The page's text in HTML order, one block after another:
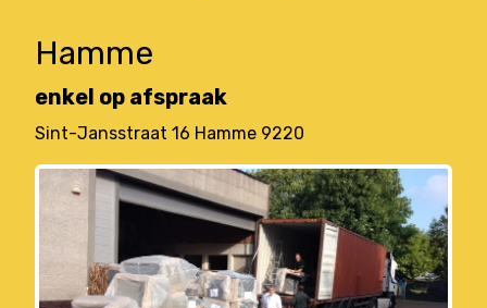
Hamme
enkel op afspraak
Sint-Jansstraat 16 Hamme 9220